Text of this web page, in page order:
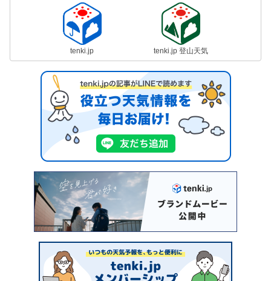
tenki.jp tenki.jp 登山天気